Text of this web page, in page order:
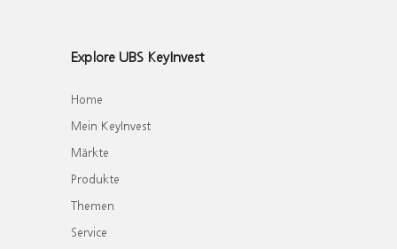
Explore UBS KeyInvest
Home
Mein KeyInvest
Märkte
Produkte
Themen
Service